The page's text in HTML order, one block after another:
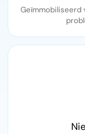
Geïmmobiliseerd